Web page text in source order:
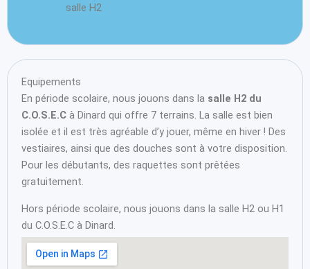
salle H2
Equipements
En période scolaire, nous jouons dans la salle H2 du
C.O.S.E.C à Dinard qui offre 7 terrains. La salle est bien
isolée et il est très agréable d’y jouer, même en hiver ! Des
vestiaires, ainsi que des douches sont à votre disposition.
Pour les débutants, des raquettes sont prêtées
gratuitement.
Hors période scolaire, nous jouons dans la salle H2 ou H1
du C.O.S.E.C à Dinard.